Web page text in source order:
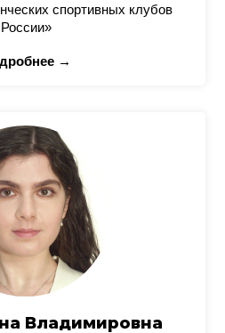
спортивных клубов
России»
→
Владимировна